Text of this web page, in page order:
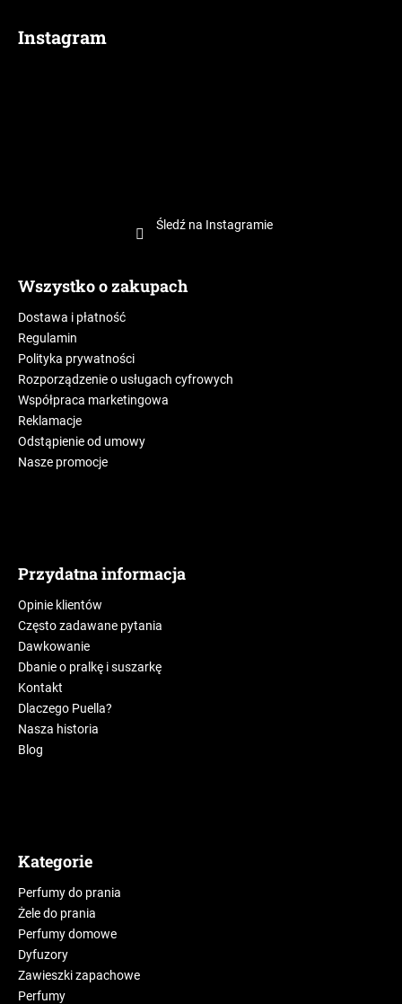
Instagram
Śledź na Instagramie
Wszystko o zakupach
Dostawa i płatność
Regulamin
Polityka prywatności
Rozporządzenie o usługach cyfrowych
Współpraca marketingowa
Reklamacje
Odstąpienie od umowy
Nasze promocje
Przydatna informacja
Opinie klientów
Często zadawane pytania
Dawkowanie
Dbanie o pralkę i suszarkę
Kontakt
Dlaczego Puella?
Nasza historia
Blog
Kategorie
Perfumy do prania
Żele do prania
Perfumy domowe
Dyfuzory
Zawieszki zapachowe
Perfumy